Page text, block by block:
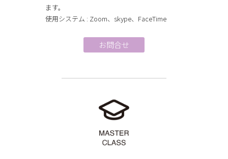
ます。
使用システム : Zoom、skype、FaceTime
お問合せ